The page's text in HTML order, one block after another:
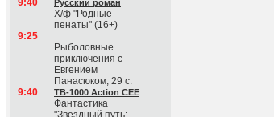
9:40
Русский роман
Х/ф "Родные
пенаты" (16+)
9:25
Рыболовные
приключения с
Евгением
Панасюком, 29 с.
9:40
ТВ-1000 Action CEE
Фантастика
"Звездный путь: